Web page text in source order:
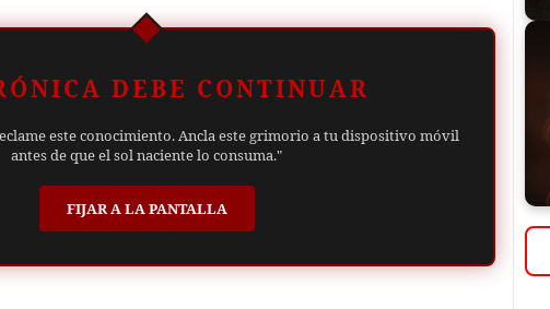
DEBE CONTINUAR
este conocimiento. Ancla este grimorio a tu dispositivo móvil
antes de que el sol naciente lo consuma."
FIJAR A LA PANTALLA